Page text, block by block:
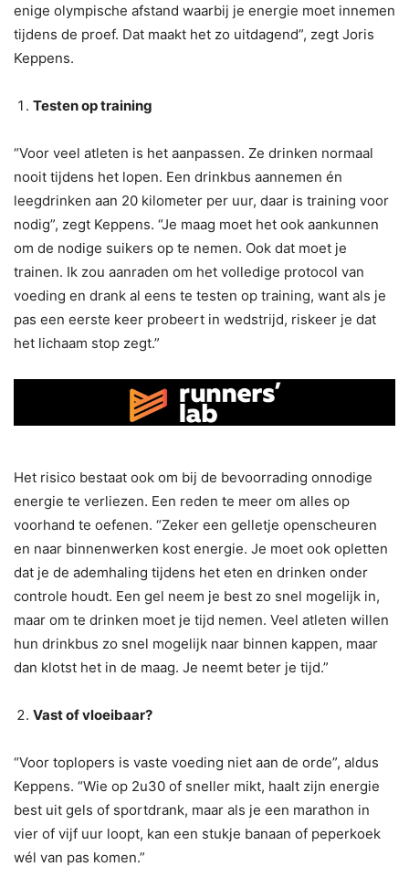
enige olympische afstand waarbij je energie moet innemen
tijdens de proef. Dat maakt het zo uitdagend”, zegt Joris
Keppens.
Testen op training
“Voor veel atleten is het aanpassen. Ze drinken normaal
nooit tijdens het lopen. Een drinkbus aannemen én
leegdrinken aan 20 kilometer per uur, daar is training voor
nodig”, zegt Keppens. “Je maag moet het ook aankunnen
om de nodige suikers op te nemen. Ook dat moet je
trainen. Ik zou aanraden om het volledige protocol van
voeding en drank al eens te testen op training, want als je
pas een eerste keer probeert in wedstrijd, riskeer je dat
het lichaam stop zegt.”
Het risico bestaat ook om bij de bevoorrading onnodige
energie te verliezen. Een reden te meer om alles op
voorhand te oefenen. “Zeker een gelletje openscheuren
en naar binnenwerken kost energie. Je moet ook opletten
dat je de ademhaling tijdens het eten en drinken onder
controle houdt. Een gel neem je best zo snel mogelijk in,
maar om te drinken moet je tijd nemen. Veel atleten willen
hun drinkbus zo snel mogelijk naar binnen kappen, maar
dan klotst het in de maag. Je neemt beter je tijd.”
Vast of vloeibaar?
“Voor toplopers is vaste voeding niet aan de orde”, aldus
Keppens. “Wie op 2u30 of sneller mikt, haalt zijn energie
best uit gels of sportdrank, maar als je een marathon in
vier of vijf uur loopt, kan een stukje banaan of peperkoek
wél van pas komen.”